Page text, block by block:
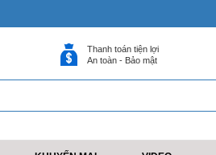
Thanh toán tiện lợi
An toàn - Bảo mật